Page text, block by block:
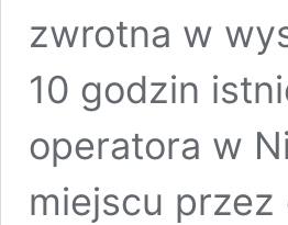
zwrotna w
10 godzin
operatora w
miejscu